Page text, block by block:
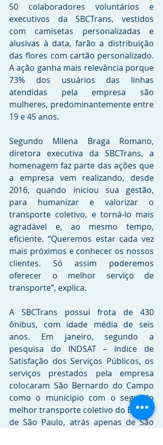
50 colaboradores voluntários e
executivos da SBCTrans, vestidos
com camisetas personalizadas e
alusivas à data, farão a distribuição
das flores com cartão personalizado.
A ação ganha mais relevância porque
73% dos usuários das linhas
atendidas pela empresa são
mulheres, predominantemente entre
19 e 45 anos.
Segundo Milena Braga Romano,
diretora executiva da SBCTrans, a
homenagem faz parte das ações que
a empresa vem realizando, desde
2016, quando iniciou sua gestão,
para humanizar e valorizar o
transporte coletivo, e torná-lo mais
agradável e, ao mesmo tempo,
eficiente. “Queremos estar cada vez
mais próximos e conhecer os nossos
clientes. Só assim poderemos
oferecer o melhor serviço de
transporte”, explica.
A SBCTrans possui frota de 430
ônibus, com idade média de seis
anos. Em janeiro, segundo a
pesquisa do INDSAT – índice de
Satisfação dos Serviços Públicos, os
serviços prestados pela empresa
colocaram São Bernardo do Campo
como o munícipio com o segundo
melhor transporte coletivo do Estado
de São Paulo, atrás apenas de São